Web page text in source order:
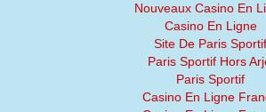
Nouveaux Casino En
Casino En Ligne
Site De Paris Sportif
Paris Sportif Hors
Paris Sportif
Casino En Ligne